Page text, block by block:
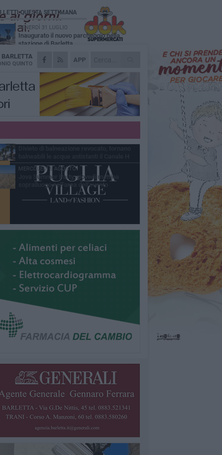
APP
BARLETTA
QUINTO
LETTI QUESTA SETTIMANA
VENERDÌ 31 LUGLIO
Inaugurato il nuovo parcheggio nella
stazione di Barletta
MERCOLEDÌ 5 AGOSTO
Barletta piange Gioacchino Dagnello:
64enne barlettano investito all'alba a Trani
GIOVEDÌ 30 LUGLIO
Rapina all'Ipercoop di Barletta: nel mirino la
gioielleria, banditi in fuga
DOMENICA 2 AGOSTO
Beni confiscati alla mafia. Nasce il servizio
VENERDÌ 31 LUGLIO
MERCOLEDÌ 5 AGOSTO
Jova Summer Party, giovedì mattina
sopralluogo nell'area dell'evento